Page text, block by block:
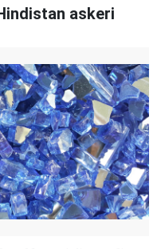
askeri